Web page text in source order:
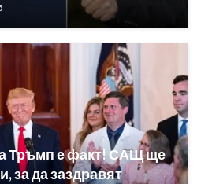
Тръмп е факт! САЩ ще
за да заздравят